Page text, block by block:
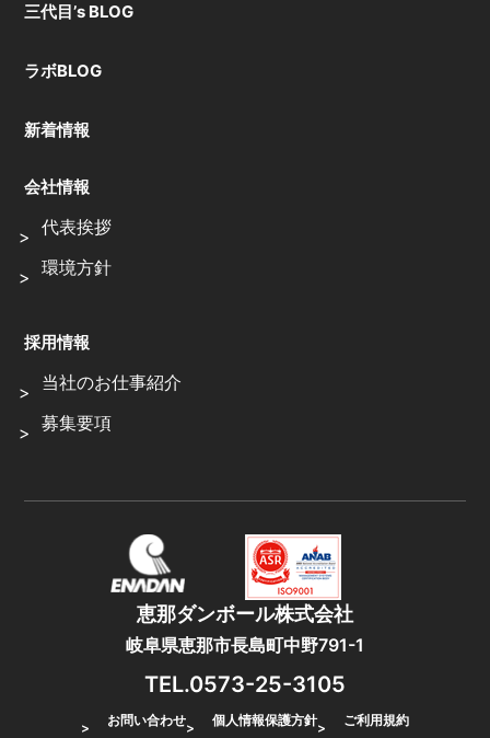
三代目’s BLOG
ラボBLOG
新着情報
会社情報
代表挨拶
環境方針
採用情報
当社のお仕事紹介
募集要項
恵那ダンボール株式会社
岐阜県恵那市長島町中野791-1
TEL.0573-25-3105
お問い合わせ 個人情報保護方針 ご利用規約